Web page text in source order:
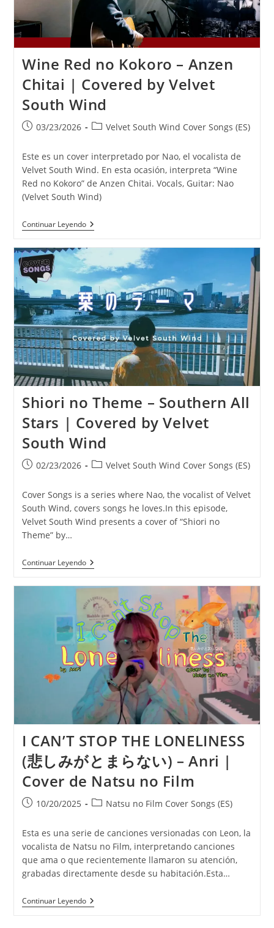
Wine Red no Kokoro – Anzen
Chitai | Covered by Velvet
South Wind
Publicación
la
entrada:
03/23/2026
Categoría
la
entrada:
Velvet South Wind Cover Songs (ES)
Este es un cover interpretado por Nao, el vocalista de
Velvet South Wind. En esta ocasión, interpreta “Wine
Red no Kokoro” de Anzen Chitai. Vocals, Guitar: Nao
(Velvet South Wind)
Continuar LeyendoWine
Red
Kokoro
–
Anzen
Chitai
|
Covered
By
Velvet
South
Wind
Shiori no Theme – Southern All
Stars | Covered by Velvet
South Wind
Publicación
la
entrada:
02/23/2026
Categoría
la
Velvet South Wind Cover Songs (ES)
Cover Songs is a series where Nao, the vocalist of Velvet
South Wind, covers songs he loves.In this episode,
Velvet South Wind presents a cover of “Shiori no
Theme” by…
Continuar LeyendoShiori
No
–
Southern
All
Stars
|
Covered
By
Velvet
South
Wind
I CAN’T STOP THE LONELINESS
(悲しみがとまらない) – Anri |
Cover de Natsu no Film
Publicación
la
entrada:
10/20/2025
Categoría
la
entrada:
Natsu no Film Cover Songs (ES)
Esta es una serie de canciones versionadas con Leon, la
vocalista de Natsu no Film, interpretando canciones
que ama o que recientemente llamaron su atención,
grabadas directamente desde su habitación.Esta…
Continuar LeyendoI
CAN’T